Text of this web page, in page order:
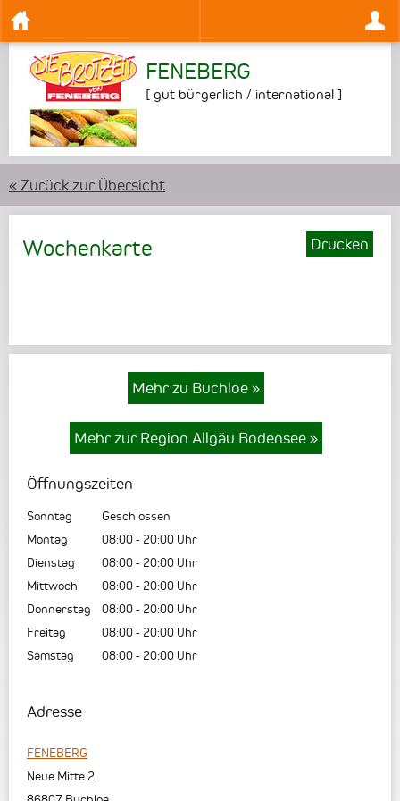
FENEBERG
[ gut bürgerlich / international ]
« Zurück zur Übersicht
Drucken
Wochenkarte
Mehr zu Buchloe »
Mehr zur Region Allgäu Bodensee »
Öffnungszeiten
Sonntag
Geschlossen
Montag
08:00- 20:00 Uhr
Dienstag
08:00- 20:00 Uhr
Mittwoch
08:00- 20:00 Uhr
Donnerstag
08:00- 20:00 Uhr
Freitag
08:00- 20:00 Uhr
Samstag
08:00- 20:00 Uhr
Adresse
FENEBERG
Neue Mitte 2